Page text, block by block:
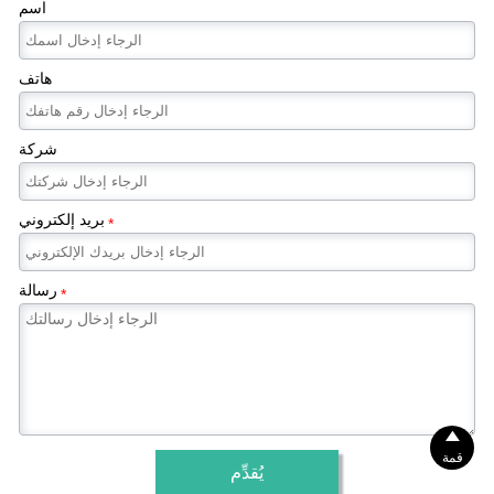
اسم
هاتف
شركة
بريد إلكتروني *
رسالة *
يُقدِّم

قمة